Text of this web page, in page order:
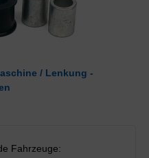
/ Lenkung -
Fahrzeuge: